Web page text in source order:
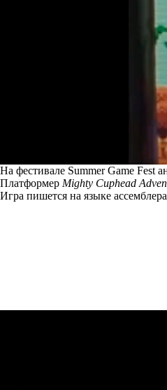
На фестивале Summer Game Fest
Платформер Mighty Cuphead
Игра пишется на языке